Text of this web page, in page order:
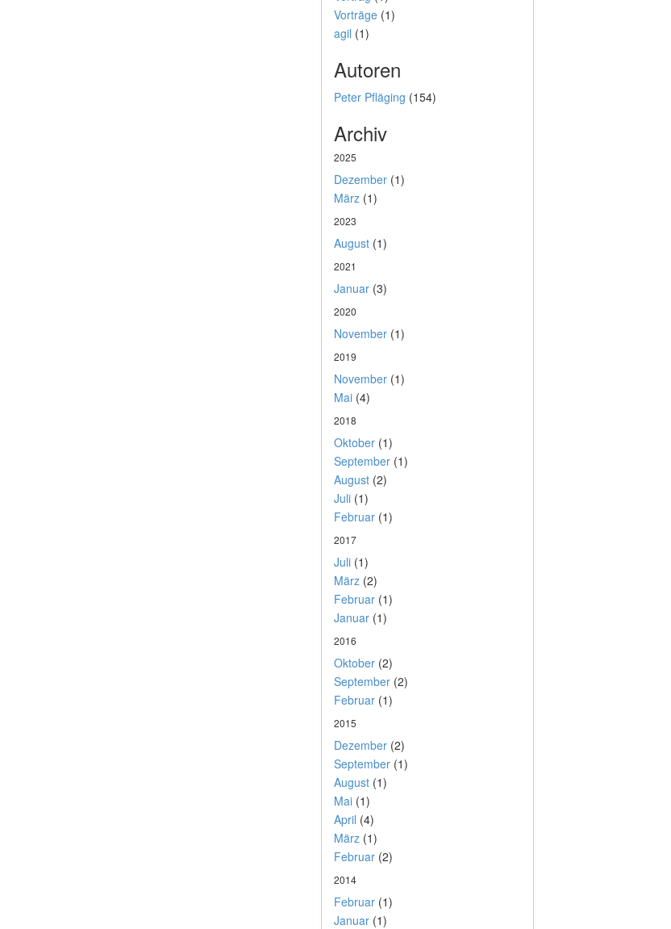
Vorträge(1)
agil (1)
Autoren
Peter Pfläging (154)
Archiv
2025
Dezember(1)
März(1)
2023
August(1)
2021
Januar(3)
2020
November(1)
2019
November(1)
Mai(4)
2018
Oktober(1)
September(1)
August(2)
Juli(1)
Februar(1)
2017
Juli(1)
März(2)
Februar(1)
Januar(1)
2016
Oktober(2)
September(2)
Februar(1)
2015
Dezember(2)
September(1)
August(1)
Mai(1)
April (4)
März(1)
Februar(2)
2014
Februar(1)
Januar(1)